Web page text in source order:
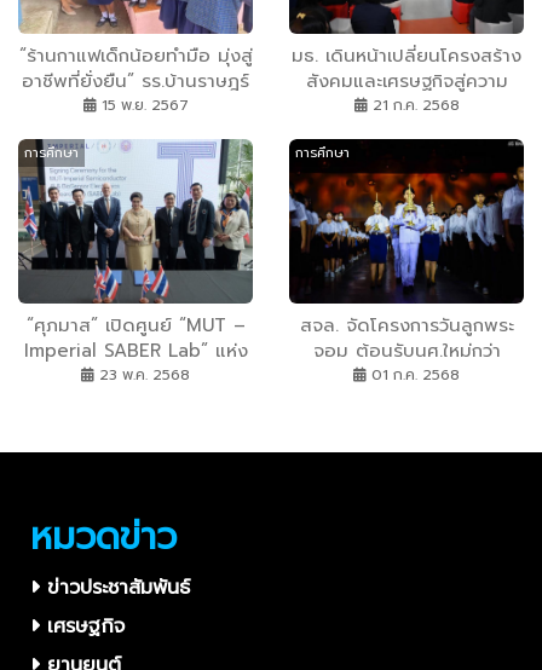
“ร้านกาแฟเด็กน้อยทำมือ มุ่งสู่
อาชีพที่ยั่งยืน” รร.บ้านราษฎร์
ดำเนิน ชัยภูมิ ฝีกทักษะปูทาง
15 พ.ย. 2567
มธ. เดินหน้าเปลี่ยนโครงสร้าง
สังคมและเศรษฐกิจสู่ความ
ยั่งยืน หนุน 30 “นวัตกรรม
ภัยพิบัติ พร้อมปิด Pain
Point ของประเทศ
21 ก.ค. 2568
การศึกษา
“ศุภมาส” เปิดศูนย์ “MUT –
Imperial SABER Lab” แห่ง
แรกของเอเชียตะวันออกเฉียง
5 ของโลก
23 พ.ค. 2568
การศึกษา
สจล. จัดโครงการวันลูกพระ
จอม ต้อนรับนศ.ใหม่กว่า
8000 คน สานสัมพันธ์
พิธีมอบเข็ม-เนกไทพระ
01 ก.ค. 2568
หมวดข่าว
ข่าวประชาสัมพันธ์
เศรษฐกิจ